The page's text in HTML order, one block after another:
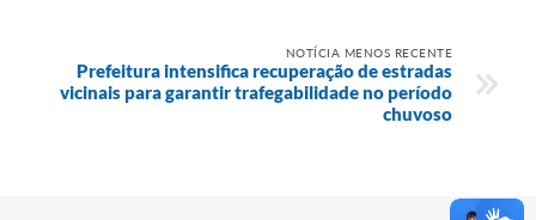
NOTÍCIA MENOS RECENTE
Prefeitura intensifica recuperação de estradas
vicinais para garantir trafegabilidade no período
chuvoso